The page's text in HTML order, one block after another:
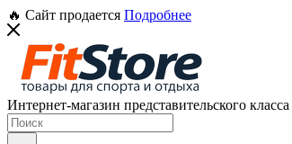
🔥 Сайт продается Подробнее
Интернет-магазин представительского класса